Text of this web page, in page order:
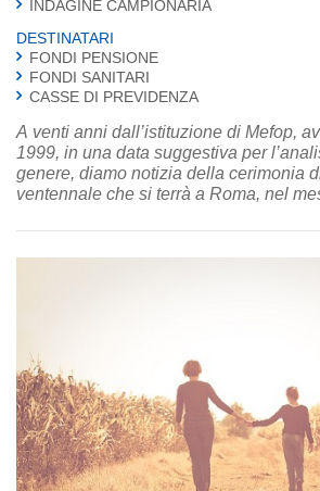
INDAGINE CAMPIONARIA
DESTINATARI
FONDI PENSIONE
FONDI SANITARI
CASSE DI PREVIDENZA
A venti anni dall’istituzione di Mefop,
1999, in una data suggestiva per
genere, diamo notizia della cerimonia
ventennale che si terrà a Roma, nel